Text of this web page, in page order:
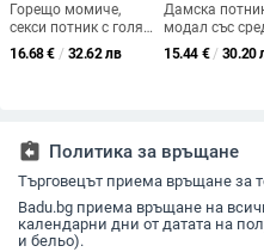
Горещо момиче,
секси потник с голям
гръб, пътуване,
ваканция, нощен
16.68€ / 32.62 лв
Дамска
модал със
дължина, лятна
рокля тип
15.44 € / 30.20
assignment_return Политика за връщане
Търговецът приема връщане за
Badu.bg приема връщане на
календарни дни от датата на
и бельо).